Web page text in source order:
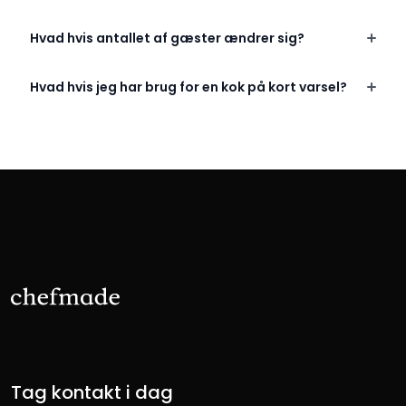
Hvad hvis antallet af gæster ændrer sig?
Hvad hvis jeg har brug for en kok på kort varsel?
Tag kontakt i dag